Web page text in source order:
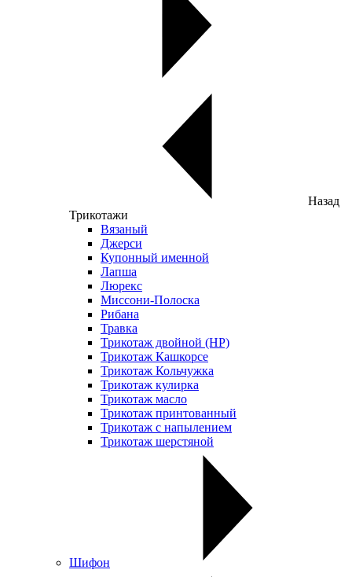
Назад
Трикотажи
Вязаный
Джерси
Купонный именной
Лапша
Люрекс
Миссони-Полоска
Рибана
Травка
Трикотаж двойной (НР)
Трикотаж Кашкорсе
Трикотаж Кольчужка
Трикотаж кулирка
Трикотаж масло
Трикотаж принтованный
Трикотаж с напылением
Трикотаж шерстяной
Шифон